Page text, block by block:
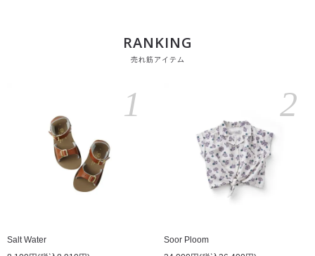
RANKING
売れ筋アイテム
Salt Water
1
Soor Ploom
2